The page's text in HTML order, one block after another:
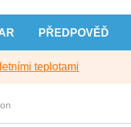
PŘEDPOVĚĎ
teplotami